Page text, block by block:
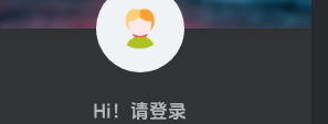
Hi！请登录